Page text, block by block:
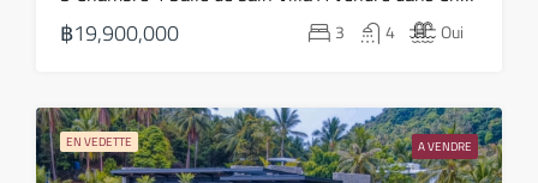
jeu
20
Août
฿19,900,000 3 4 Oui
EN VEDETTE A VENDRE